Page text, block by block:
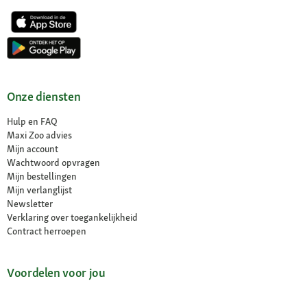
Onze diensten
Hulp en FAQ
Maxi Zoo advies
Mijn account
Wachtwoord opvragen
Mijn bestellingen
Mijn verlanglijst
Newsletter
Verklaring over toegankelijkheid
Contract herroepen
Voordelen voor jou